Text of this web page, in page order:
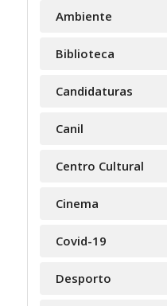
Ambiente
Biblioteca
Candidaturas
Canil
Centro Cultural
Cinema
Covid-19
Desporto